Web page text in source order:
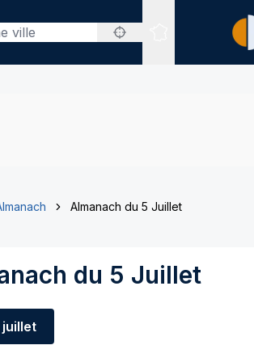
Sites expertisés
Almanach du 5 Juillet
du 5 Juillet
juillet